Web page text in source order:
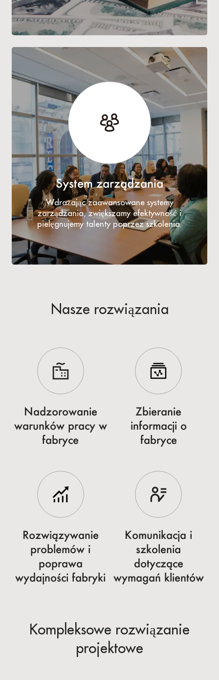
System zarządzania
Wdrażając zaawansowane systemy
zarządzania, zwiększamy efektywność i
pielęgnujemy talenty poprzez szkolenia.
Nasze rozwiązania
Nadzorowanie
warunków pracy w
fabryce
Zbieranie
informacji o
fabryce
Rozwiązywanie
problemów i
poprawa
wydajności fabryki
Komunikacja i
szkolenia
dotyczące
wymagań klientów
Kompleksowe rozwiązanie
projektowe